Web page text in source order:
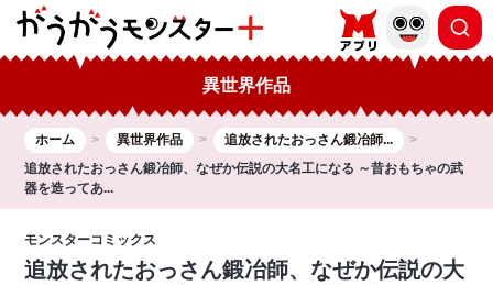
異世界作品
ホーム 異世界作品
追放されたおっさん鍛冶師...
追放されたおっさん鍛冶師、なぜか伝説の大名工になる ～昔おもちゃの武
器を造ってあ...
モンスターコミックス
追放されたおっさん鍛冶師、なぜか伝説の大